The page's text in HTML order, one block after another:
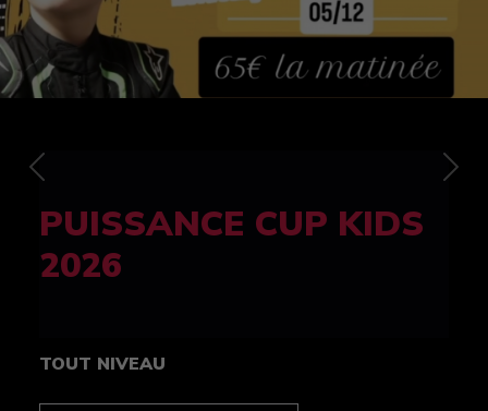
FELINE CUP 100%
féminine
TOUT NIVEAU
Previous Next